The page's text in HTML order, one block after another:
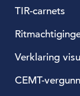
TIR-carnets
Verklaring
CEMT-